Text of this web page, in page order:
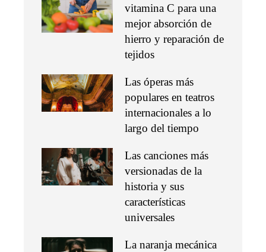
vitamina C para una
mejor absorción de
hierro y reparación de
tejidos
Las óperas más
populares en teatros
internacionales a lo
largo del tiempo
Las canciones más
versionadas de la
historia y sus
características
universales
La naranja mecánica